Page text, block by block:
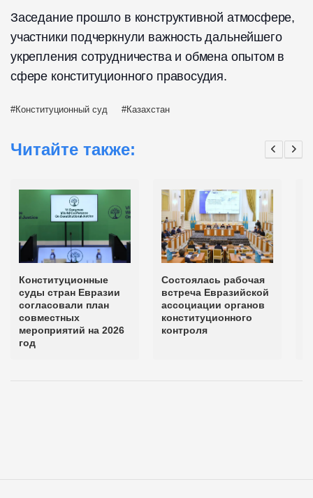
Заседание прошло в конструктивной атмосфере,
участники подчеркнули важность дальнейшего
укрепления сотрудничества и обмена опытом в
сфере конституционного правосудия.
Конституционный суд Казахстан
Читайте также:
Конституционные
суды стран Евразии
согласовали план
совместных
мероприятий на 2026
год
Состоялась рабочая
встреча Евразийской
ассоциации органов
конституционного
контроля